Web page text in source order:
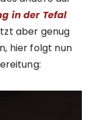
in der Tefal
aber genug
hier folgt nun